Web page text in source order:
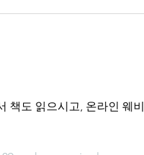
책도 읽으시고, 온라인 웨비